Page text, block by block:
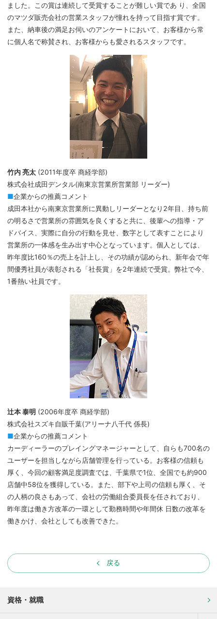
ました。この賞は連続して受賞することが難しい賞であ り、全国
のマツダ販売会社の営業スタッフが憧れを持って目指す賞です。
また、納車後の満足お伺いのアンケートにおいて、お客様から常
に個人名で称賛され、お客様からも愛されるスタッフです。
竹内 亮太 (2011年度卒 商経学部)
株式会社成田デンタル(南東京営業所営業部 リーダー)
■企業からの推薦コメント
成田本社から南東京営業所に異動しリーダーとなり2年目、持ち前
の明るさで営業所の雰囲気を良くすると共に、後輩への指導・ア
ドバイス、実際に自分の行動を見せ、数字として表すことにより
営業所の一体感を生み出す中心となっています。個人としては、
昨年度比160％の売上を計上し、その功績が認められ、新年会で年
間優秀社員が表彰される「社長賞」を2年連続で受賞。弊社で今、
1番熱い社員です。
辻本 泰明 (2006年度卒 商経学部)
株式会社スズキ自販千葉(アリーナ八千代 係長)
■企業からの推薦コメント
カーディーラーのプレイングマネージャーとして、自らも700名の
ユーザーを担当しながら店舗管理を行っている。お客様の信頼も
厚く、今回の顧客満足度調査では、千葉県で1位、全国でも約900
店舗中58位を獲得している。また、部下や上司の信頼も厚く、そ
の人柄の良さもあって、会社の労働組合委員長を任されており、
昨年度は働き方改革の一環として勤務時間や年間休 日数の改革を
働きかけ、会社としても改善できた。
戻る
資格・就職